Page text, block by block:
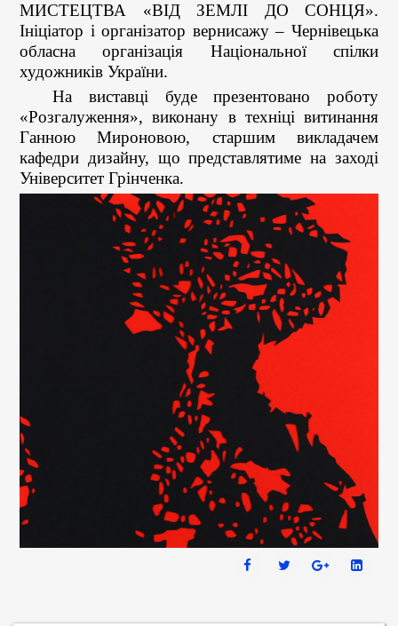
МИСТЕЦТВА «ВІД ЗЕМЛІ ДО СОНЦЯ».
Ініціатор і організатор вернисажу – Чернівецька
обласна організація Національної спілки
художників України.
На виставці буде презентовано роботу
«Розгалуження», виконану в техніці витинання
Ганною Мироновою, старшим викладачем
кафедри дизайну, що представлятиме на заході
Університет Грінченка.